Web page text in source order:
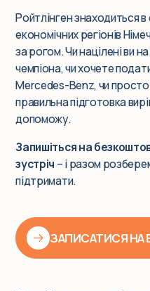
Ройтлінген знаходиться
економічних регіонів
за рогом. Чи націлені ви
чемпіона, чи хочете
Mercedes-Benz, чи
правильна підготовка
допоможу.
Запишіться на
зустріч – і разом
підтримати.
ЗАПИСАТИСЯ НА